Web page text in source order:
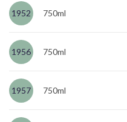
1952 750ml
1956 750ml
1957 750ml